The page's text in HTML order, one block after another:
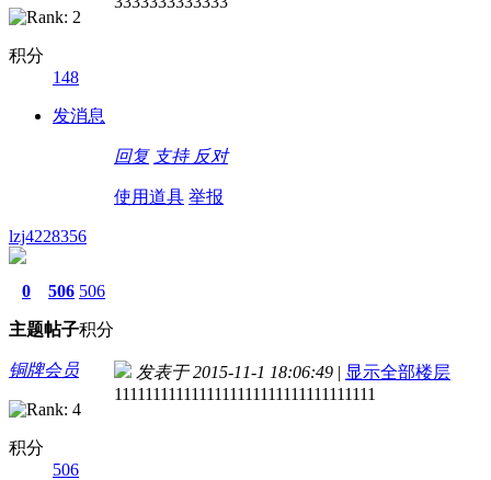
积分
148
发消息
回复 支持 反对
使用道具 举报
lzj4228356
0
主题
506
帖子
506
积分
铜牌会员
积分
506
发表于 2015-11-1 18:06:49 | 显示全部楼层
1111111111111111111111111111111111